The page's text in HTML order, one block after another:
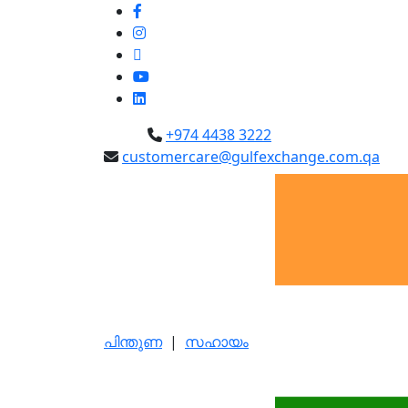
+974 4438 3222
customercare@gulfexchange.com.qa
പിന്തുണ | സഹായം